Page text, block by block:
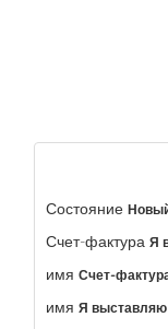
Состояние
Счет-фактура Я
имя Счет-
имя Я выставляю